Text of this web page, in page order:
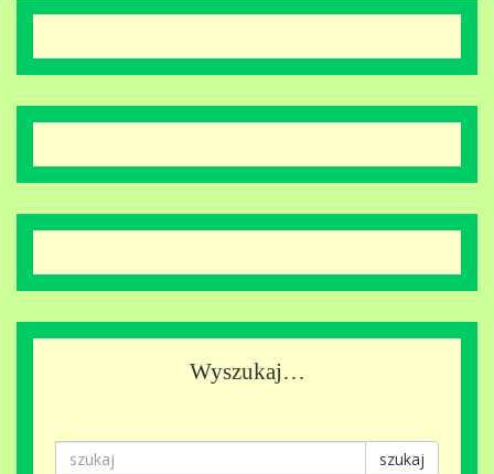
Wyszukaj…
szukaj